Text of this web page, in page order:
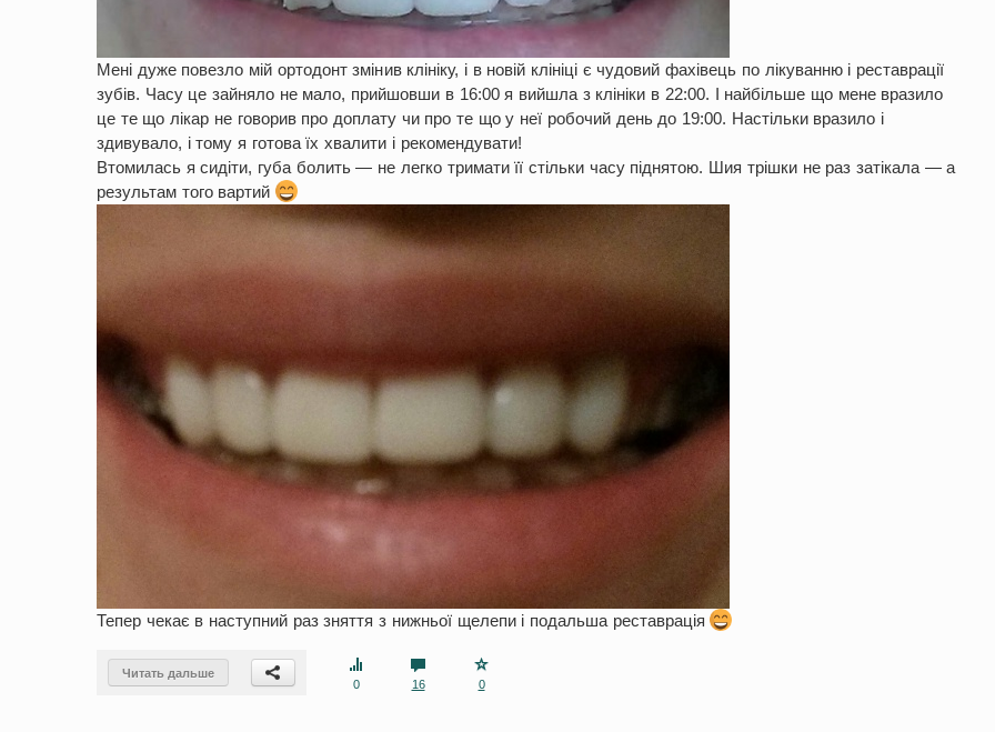
Мені дуже повезло мій ортодонт змінив клініку, і в новій клініці є чудовий фахівець по лікуванню і реставрації
зубів. Часу це зайняло не мало, прийшовши в 16:00 я вийшла з клініки в 22:00. І найбільше що мене вразило
це те що лікар не говорив про доплату чи про те що у неї робочий день до 19:00. Настільки вразило і
здивувало, і тому я готова їх хвалити і рекомендувати!
Втомилась я сидіти, губа болить — не легко тримати її стільки часу піднятою. Шия трішки не раз затікала — а
результам того вартий
Тепер чекає в наступний раз зняття з нижньої щелепи і подальша реставрація
Читать дальше
0
16 0